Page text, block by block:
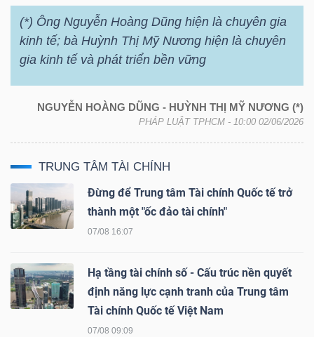
(*) Ông Nguyễn Hoàng Dũng hiện là chuyên gia
kinh tế; bà Huỳnh Thị Mỹ Nương hiện là chuyên
gia kinh tế và phát triển bền vững
NGUYỄN HOÀNG DŨNG - HUỲNH THỊ MỸ NƯƠNG (*)
PHÁP LUẬT TPHCM - 10:00 02/06/2026
TRUNG TÂM TÀI CHÍNH
Đừng để Trung tâm Tài chính Quốc tế trở
thành một "ốc đảo tài chính"
07/08 16:07
Hạ tầng tài chính số - Cấu trúc nền quyết
định năng lực cạnh tranh của Trung tâm
Tài chính Quốc tế Việt Nam
07/08 09:09
TIỆN
BẤT
SẢN
khoán
(-)
Cổ phiếu